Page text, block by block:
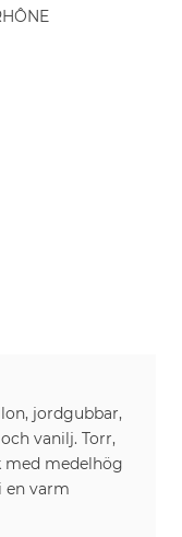
jordgubbar,
vanilj. Torr,
med medelhög
en varm